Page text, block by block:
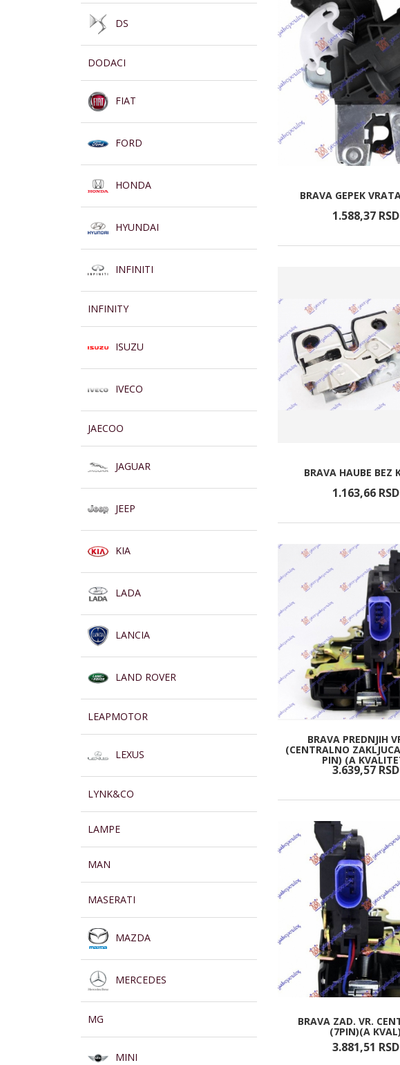
DS
DODACI
FIAT
FORD
HONDA
HYUNDAI
INFINITI
INFINITY
ISUZU
IVECO
JAECOO
JAGUAR
JEEP
KIA
LADA
LANCIA
LAND ROVER
LEAPMOTOR
LEXUS
LYNK&CO
LAMPE
MAN
MASERATI
MAZDA
MERCEDES
MG
MINI
BRAVA GEPEK
1.588,37 RSD
BRAVA HAUBE BEZ
1.163,66 RSD
BRAVA PREDNJIH
(CENTRALNO
PIN) (A
3.639,57 RSD
BRAVA ZAD. VR.
(7PIN)(A KVAL)
3.881,51 RSD